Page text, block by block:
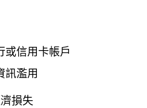
或信用卡帳戶
訊濫用
損失